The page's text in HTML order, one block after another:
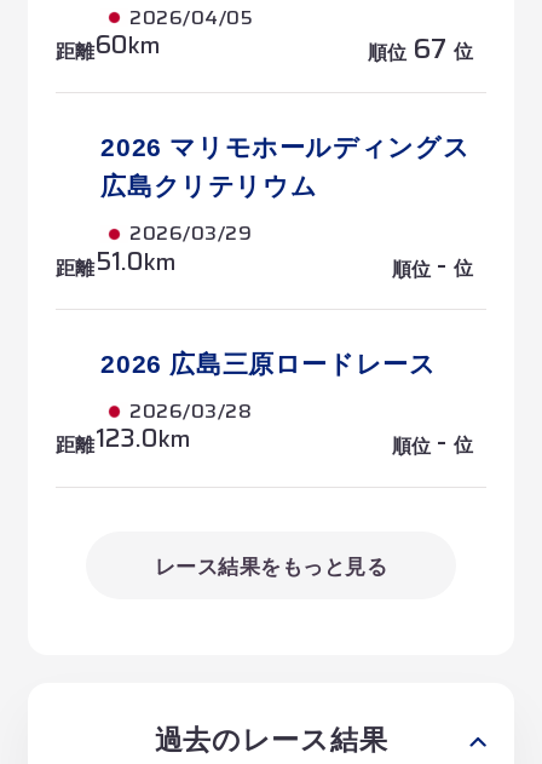
2026/04/05
距離60km 順位 67 位
2026 マリモホールディングス
広島クリテリウム
2026/03/29
距離51.0km 順位 - 位
2026 広島三原ロードレース
2026/03/28
距離123.0km 順位 - 位
レース結果をもっと見る
過去のレース結果